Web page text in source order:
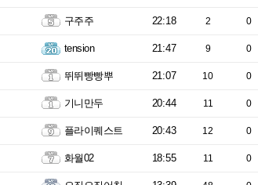
구주주 22:18 2 0
tension 21:47 9 0
뛰뛰빵빵뿌 21:07 10 0
기니만두 20:44 11 0
플라이퀘스트 20:43 12 0
화월02 18:55 11 0